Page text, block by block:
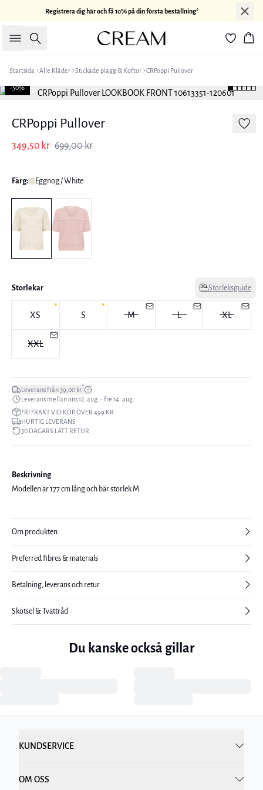
Registrera dig här och få 10% på din första beställning*
Sök
Startsida Alle Kläder Stickade plagg & Koftor CRPoppi Pullover
-50%
CRPoppi Pullover
349,50 kr 699,00 kr
Färg: Eggnog / White
Storlekar Storleksguide
XS S M L XL
XXL
Leverans från 39,00 kr*
Leverans mellan ons 12. aug. - fre 14. aug.
FRI FRAKT VID KÖP ÖVER 499 KR.
HURTIG LEVERANS
30 DAGARS LÄTT RETUR
Beskrivning
Modellen är 177 cm lång och bär storlek M.
Om produkten
Preferred fibres & materials
Betalning, leverans och retur
Skötsel & Tvättråd
Du kanske också gillar
KUNDSERVICE
OM OSS